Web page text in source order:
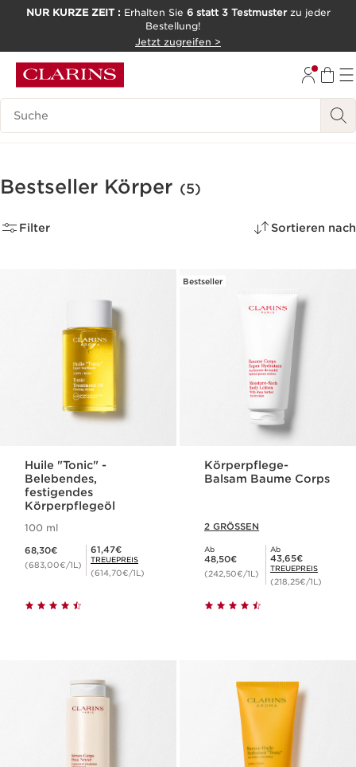
NUR KURZE ZEIT : Erhalten Sie 6 statt 3 Testmusterzu jeder
Bestellung!
Jetzt zugreifen >
Legende suchen
Bestseller Körper (5)
Filter Sortieren nach
Huile "Tonic" -
Belebendes,
festigendes
Körperpflegeöl
100 ml
68,30€
(683,00€/1L)
Mitgliederpreis 61,47€
61,47€
TREUEPREIS
(614,70€/1L)
Bestseller
Körperpflege-
Balsam Baume Corps
2 GRÖSSEN
Ab
Aktueller Preis 48,50€
48,50€
(242,50€/1L)
Ab
Mitgliederpreis 43,65€
43,65€
TREUEPREIS
(218,25€/1L)